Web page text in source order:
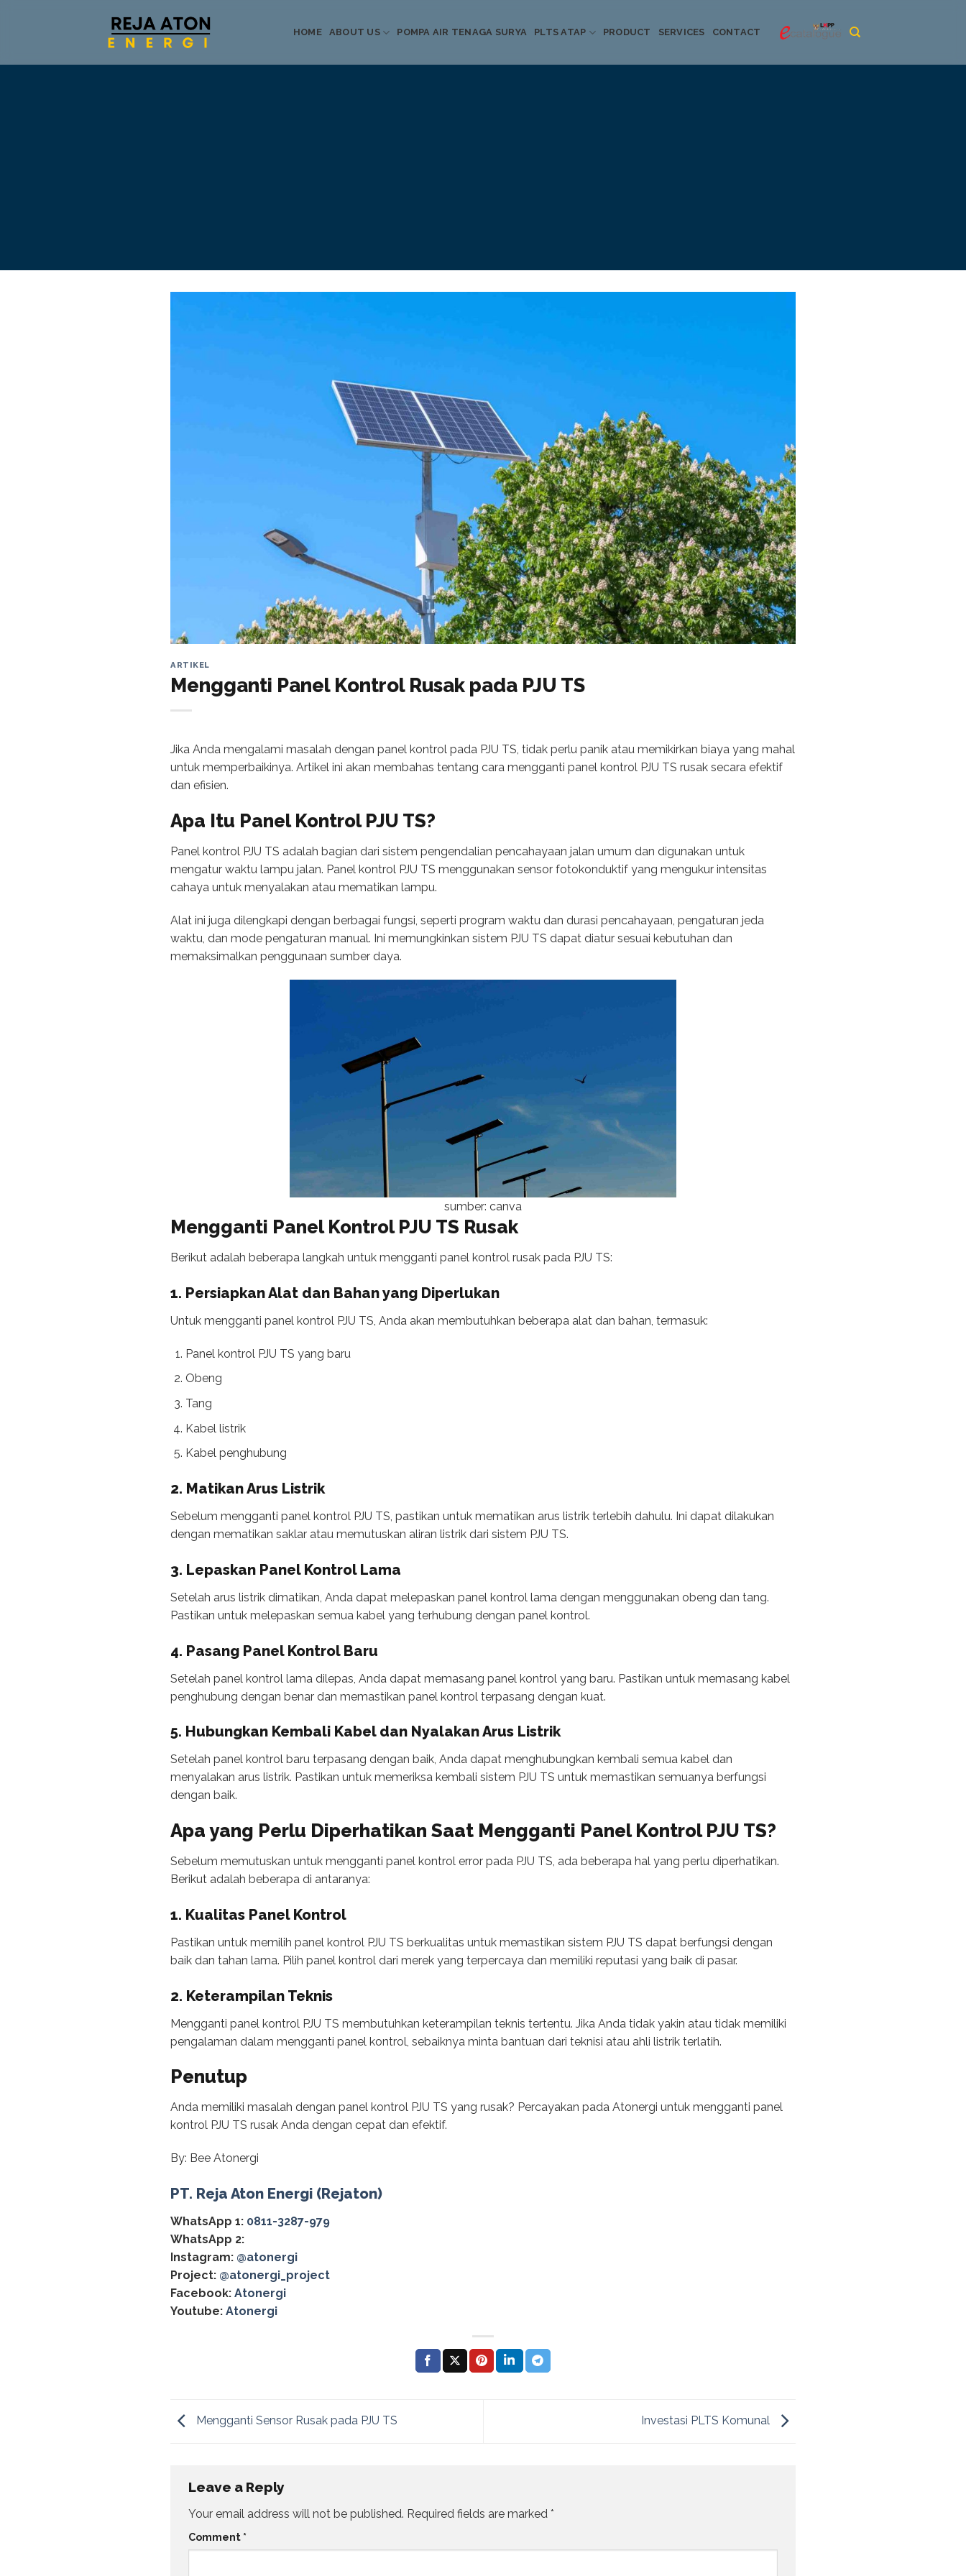
HOME ABOUT US POMPA AIR TENAGA SURYA PLTS ATAP PRODUCT SERVICES CONTACT
Informasi Terkini
ARTIKEL
Mengganti Panel Kontrol Rusak pada PJU TS
Jika Anda mengalami masalah dengan panel kontrol pada PJU TS, tidak perlu panik atau memikirkan biaya yang mahal
untuk memperbaikinya. Artikel ini akan membahas tentang cara mengganti panel kontrol PJU TS rusak secara efektif
dan efisien.
Apa Itu Panel Kontrol PJU TS?
Panel kontrol PJU TS adalah bagian dari sistem pengendalian pencahayaan jalan umum dan digunakan untuk
mengatur waktu lampu jalan. Panel kontrol PJU TS menggunakan sensor fotokonduktif yang mengukur intensitas
cahaya untuk menyalakan atau mematikan lampu.
Alat ini juga dilengkapi dengan berbagai fungsi, seperti program waktu dan durasi pencahayaan, pengaturan jeda
waktu, dan mode pengaturan manual. Ini memungkinkan sistem PJU TS dapat diatur sesuai kebutuhan dan
memaksimalkan penggunaan sumber daya.
sumber: canva
Mengganti Panel Kontrol PJU TS Rusak
Berikut adalah beberapa langkah untuk mengganti panel kontrol rusak pada PJU TS:
1. Persiapkan Alat dan Bahan yang Diperlukan
Untuk mengganti panel kontrol PJU TS, Anda akan membutuhkan beberapa alat dan bahan, termasuk:
Panel kontrol PJU TS yang baru
Obeng
Tang
Kabel listrik
Kabel penghubung
2. Matikan Arus Listrik
Sebelum mengganti panel kontrol PJU TS, pastikan untuk mematikan arus listrik terlebih dahulu. Ini dapat dilakukan
dengan mematikan saklar atau memutuskan aliran listrik dari sistem PJU TS.
3. Lepaskan Panel Kontrol Lama
Setelah arus listrik dimatikan, Anda dapat melepaskan panel kontrol lama dengan menggunakan obeng dan tang.
Pastikan untuk melepaskan semua kabel yang terhubung dengan panel kontrol.
4. Pasang Panel Kontrol Baru
Setelah panel kontrol lama dilepas, Anda dapat memasang panel kontrol yang baru. Pastikan untuk memasang kabel
penghubung dengan benar dan memastikan panel kontrol terpasang dengan kuat.
5. Hubungkan Kembali Kabel dan Nyalakan Arus Listrik
Setelah panel kontrol baru terpasang dengan baik, Anda dapat menghubungkan kembali semua kabel dan
menyalakan arus listrik. Pastikan untuk memeriksa kembali sistem PJU TS untuk memastikan semuanya berfungsi
dengan baik.
Apa yang Perlu Diperhatikan Saat Mengganti Panel Kontrol PJU TS?
Sebelum memutuskan untuk mengganti panel kontrol error pada PJU TS, ada beberapa hal yang perlu diperhatikan.
Berikut adalah beberapa di antaranya:
1. Kualitas Panel Kontrol
Pastikan untuk memilih panel kontrol PJU TS berkualitas untuk memastikan sistem PJU TS dapat berfungsi dengan
baik dan tahan lama. Pilih panel kontrol dari merek yang terpercaya dan memiliki reputasi yang baik di pasar.
2. Keterampilan Teknis
Mengganti panel kontrol PJU TS membutuhkan keterampilan teknis tertentu. Jika Anda tidak yakin atau tidak memiliki
pengalaman dalam mengganti panel kontrol, sebaiknya minta bantuan dari teknisi atau ahli listrik terlatih.
Penutup
Anda memiliki masalah dengan panel kontrol PJU TS yang rusak? Percayakan pada Atonergi untuk mengganti panel
kontrol PJU TS rusak Anda dengan cepat dan efektif.
By: Bee Atonergi
PT. Reja Aton Energi (Rejaton)
WhatsApp 1: 0811-3287-979
WhatsApp 2:
Instagram: @atonergi
Project: @atonergi_project
Facebook: Atonergi
Youtube: Atonergi
Mengganti Sensor Rusak pada PJU TS Investasi PLTS Komunal
Leave a Reply
Your email address will not be published. Required fields are marked *
Comment *